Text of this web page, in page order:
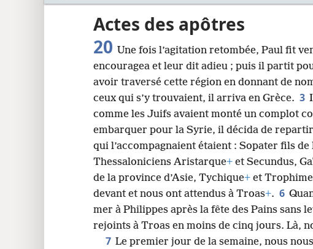
Actes des apôtres
20 Une fois l’agitation retombée, Paul fit
encouragea et leur dit adieu ; puis il partit
avoir traversé cette région en donnant de
ceux qui s’y trouvaient, il arriva en Grèce. 3
comme les Juifs avaient monté un complot
embarquer pour la Syrie, il décida de
qui l’accompagnaient étaient : Sopater fils de
Thessaloniciens Aristarque+ et Secundus,
de la province d’Asie, Tychique+ et Trophime
devant et nous ont attendus à Troas+. 6
mer à Philippes après la fête des Pains sans
rejoints à Troas en moins de cinq jours. Là,
7 Le premier jour de la semaine, nous